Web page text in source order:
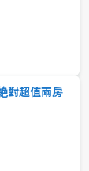
對超值兩房